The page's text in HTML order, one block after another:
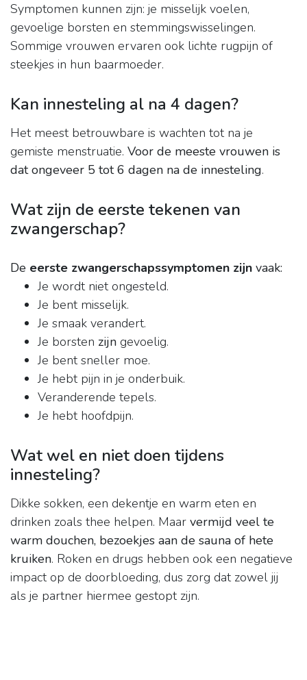
Symptomen kunnen zijn: je misselijk voelen,
gevoelige borsten en stemmingswisselingen.
Sommige vrouwen ervaren ook lichte rugpijn of
steekjes in hun baarmoeder.
Kan innesteling al na 4 dagen?
Het meest betrouwbare is wachten tot na je
gemiste menstruatie. Voor de meeste vrouwen is
dat ongeveer 5 tot 6 dagen na de innesteling.
Wat zijn de eerste tekenen van
zwangerschap?
De eerste zwangerschapssymptomen zijn vaak:
Je wordt niet ongesteld.
Je bent misselijk.
Je smaak verandert.
Je borsten zijn gevoelig.
Je bent sneller moe.
Je hebt pijn in je onderbuik.
Veranderende tepels.
Je hebt hoofdpijn.
Wat wel en niet doen tijdens
innesteling?
Dikke sokken, een dekentje en warm eten en
drinken zoals thee helpen. Maar vermijd veel te
warm douchen, bezoekjes aan de sauna of hete
kruiken. Roken en drugs hebben ook een negatieve
impact op de doorbloeding, dus zorg dat zowel jij
als je partner hiermee gestopt zijn.